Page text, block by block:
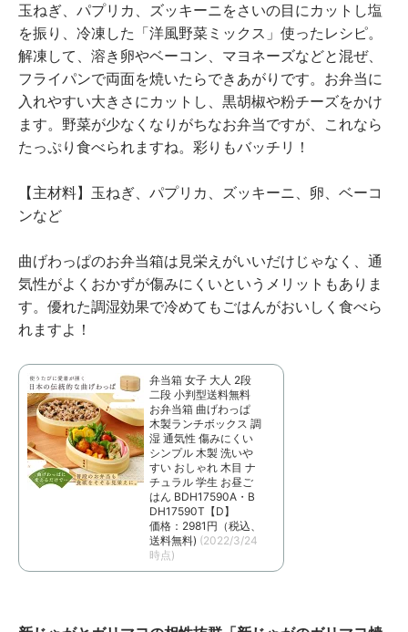
玉ねぎ、パプリカ、ズッキーニをさいの目にカットし塩
を振り、冷凍した「洋風野菜ミックス」使ったレシピ。
解凍して、溶き卵やベーコン、マヨネーズなどと混ぜ、
フライパンで両面を焼いたらできあがりです。お弁当に
入れやすい大きさにカットし、黒胡椒や粉チーズをかけ
ます。野菜が少なくなりがちなお弁当ですが、これなら
たっぷり食べられますね。彩りもバッチリ！
【主材料】玉ねぎ、パプリカ、ズッキーニ、卵、ベーコ
ンなど
曲げわっぱのお弁当箱は見栄えがいいだけじゃなく、通
気性がよくおかずが傷みにくいというメリットもありま
す。優れた調湿効果で冷めてもごはんがおいしく食べら
れますよ！
弁当箱 女子 大人 2段
二段 小判型送料無料
お弁当箱 曲げわっぱ
木製ランチボックス 調
湿 通気性 傷みにくい
シンプル 木製 洗いや
すい おしゃれ 木目 ナ
チュラル 学生 お昼ご
はん BDH17590A・B
DH17590T【D】
価格：2981円（税込、
送料無料) (2022/3/24
時点)